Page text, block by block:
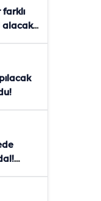
alacak!